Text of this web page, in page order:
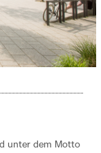
unter dem Motto